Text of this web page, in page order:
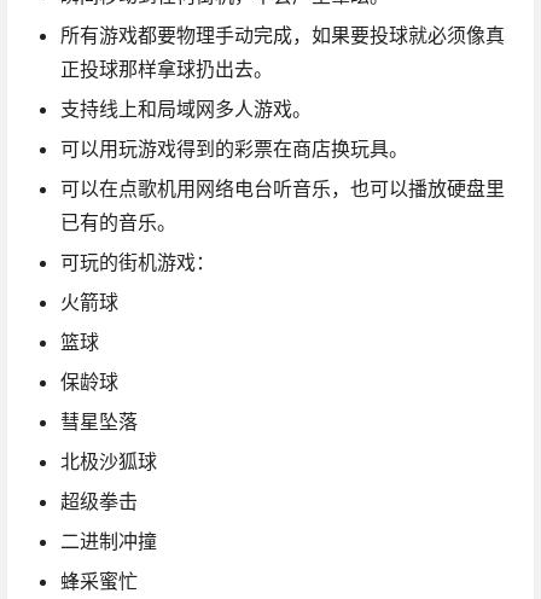
所有游戏都要物理手动完成，如果要投球就必须像真
正投球那样拿球扔出去。
支持线上和局域网多人游戏。
可以用玩游戏得到的彩票在商店换玩具。
可以在点歌机用网络电台听音乐，也可以播放硬盘里
已有的音乐。
可玩的街机游戏：
火箭球
篮球
保龄球
彗星坠落
北极沙狐球
超级拳击
二进制冲撞
蜂采蜜忙